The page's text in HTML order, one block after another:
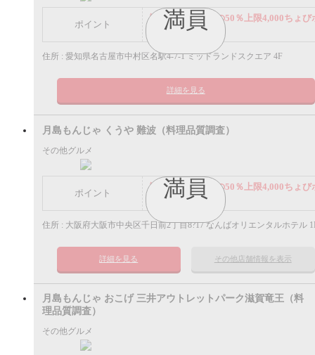
満員
ポイント
謝礼： 飲食代金の50％上限4,000ちょび
イント
住所 : 愛知県名古屋市中村区名駅4-7-1 ミッドランドスクエア 4F
詳細を見る
満員
月島もんじゃ くうや 難波（料理品質調査）
その他グルメ
ポイント
謝礼： 飲食代金の50％上限4,000ちょび
イント
住所 : 大阪府大阪市中央区千日前2丁目8?17 なんばオリエンタルホテル
詳細を見る その他店舗情報を表示
月島もんじゃ おこげ 三井アウトレットパーク滋賀竜王（料
理品質調査）
その他グルメ